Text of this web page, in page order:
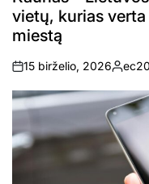
vietų, kurias
miestą
on
15 birželio, 2026
Posted
by